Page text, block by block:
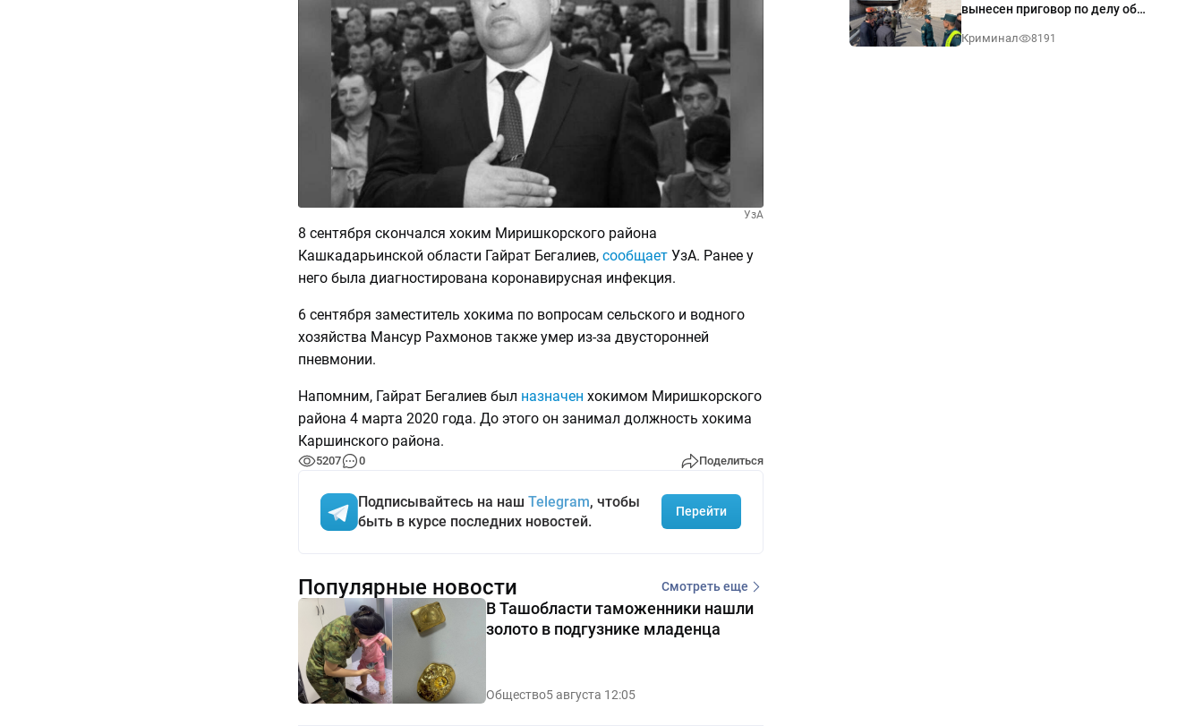
УзА
8 сентября скончался хоким Миришкорского района
Кашкадарьинской области Гайрат Бегалиев, сообщаетУзА. Ранее у
него была диагностирована коронавирусная инфекция.
6 сентября заместитель хокима по вопросам сельского и водного
хозяйства Мансур Рахмонов также умер из-за двусторонней
пневмонии.
Напомним, Гайрат Бегалиев был назначен хокимом Миришкорского
района 4 марта 2020 года. До этого он занимал должность хокима
Каршинского района.
5207 0 Поделиться
Подписывайтесь на наш Telegram, чтобы
быть в курсе последних новостей.
Перейти
вынесен приговор по делу об
Ташкенте
Криминал 8191
Популярные новости Смотреть еще
В Ташобласти таможенники нашли
золото в подгузнике младенца
Общество5 августа 12:05